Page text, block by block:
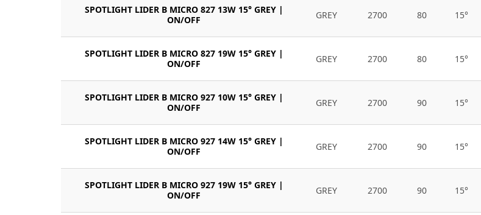
SPOTLIGHT LIDER B MICRO 827 13W 15° GREY |
ON/OFF
GREY 2700 80 15°
SPOTLIGHT LIDER B MICRO 827 19W 15° GREY |
ON/OFF
GREY 2700 80 15°
SPOTLIGHT LIDER B MICRO 927 10W 15° GREY |
ON/OFF
GREY 2700 90 15°
SPOTLIGHT LIDER B MICRO 927 14W 15° GREY |
ON/OFF
GREY 2700 90 15°
SPOTLIGHT LIDER B MICRO 927 19W 15° GREY |
ON/OFF
GREY 2700 90 15°